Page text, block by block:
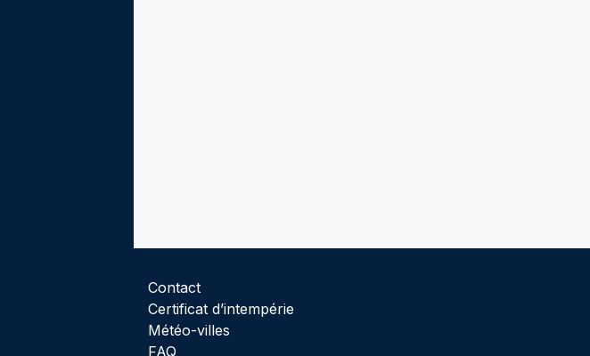
Contact
Certificat d’intempérie
Météo-villes
FAQ